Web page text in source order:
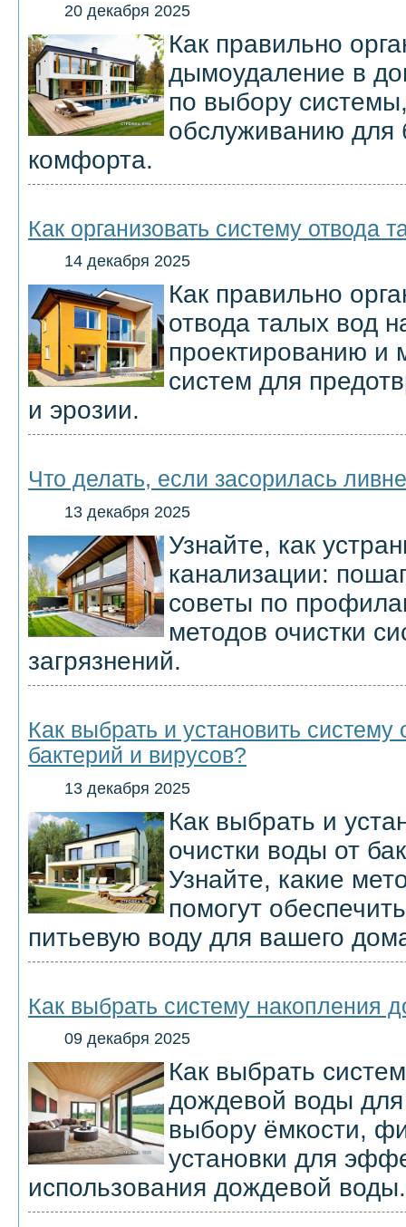
20 декабря 2025
Как правильно
дымоудаление в
по выбору
обслуживанию для
комфорта.
Как организовать систему отвода
14 декабря 2025
Как правильно
отвода талых вод
проектированию и
систем для
и эрозии.
Что делать, если засорилась
13 декабря 2025
Узнайте, как
канализации:
советы по
методов очистки
загрязнений.
Как выбрать и установить систему
бактерий и вирусов?
13 декабря 2025
Как выбрать и
очистки воды от
Узнайте, какие
помогут
питьевую воду для вашего
Как выбрать систему накопления
09 декабря 2025
Как выбрать
дождевой воды
выбору ёмкости,
установки для
использования дождевой воды.